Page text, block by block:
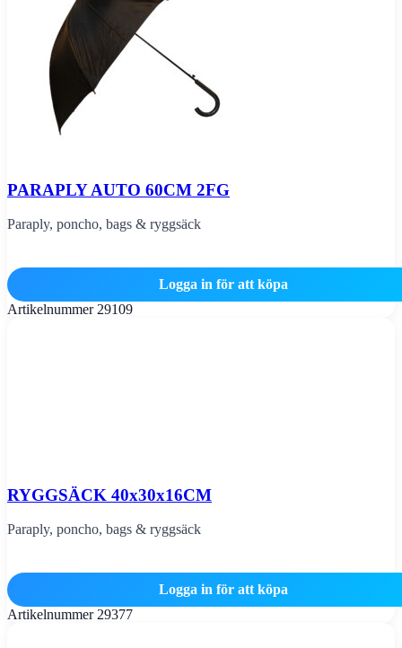
PARAPLY AUTO 60CM 2FG
Paraply, poncho, bags & ryggsäck
Logga in för att köpa
Artikelnummer 29109
RYGGSÄCK 40x30x16CM
Paraply, poncho, bags & ryggsäck
Logga in för att köpa
Artikelnummer 29377